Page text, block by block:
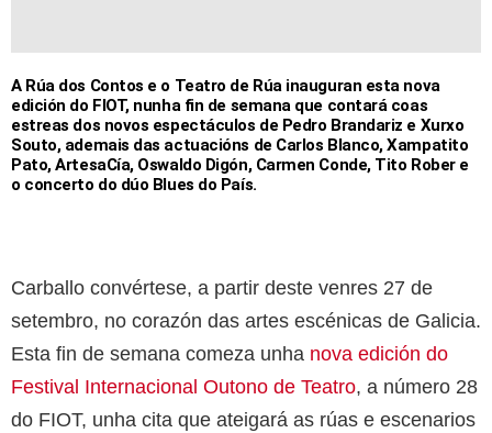
A Rúa dos Contos e o Teatro de Rúa inauguran esta nova
edición do FIOT, nunha fin de semana que contará coas
estreas dos novos espectáculos de Pedro Brandariz e Xurxo
Souto, ademais das actuacións de Carlos Blanco, Xampatito
Pato, ArtesaCía, Oswaldo Digón, Carmen Conde, Tito Rober e
o concerto do dúo Blues do País.
Carballo convértese, a partir deste venres 27 de
setembro, no corazón das artes escénicas de Galicia.
Esta fin de semana comeza unha nova edición do
Festival Internacional Outono de Teatro, a número 28
do FIOT, unha cita que ateigará as rúas e escenarios